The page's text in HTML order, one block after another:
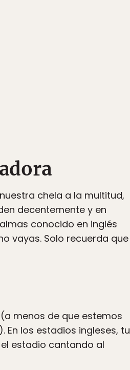
chela a la multitud,
decentemente y en
conocido en inglés
vayas. Solo recuerda que
menos de que estemos
los estadios ingleses, tu
estadio cantando al